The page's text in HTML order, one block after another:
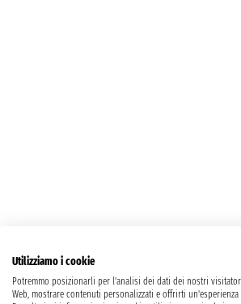
Utilizziamo i cookie
Potremmo posizionarli per l'analisi dei dati dei nostri
Web, mostrare contenuti personalizzati e offrirti un'esperienza